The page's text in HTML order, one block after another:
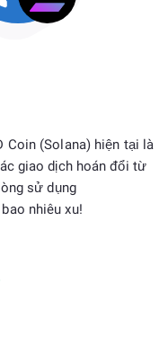
Coin (Solana) hiện tại là
giao dịch hoán đổi từ
sử dụng
nhiêu xu!